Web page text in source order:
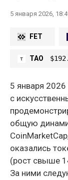
5 января 2026,
FET
TAO
5 января
с
общую
оказались
(рост свыше
За ними